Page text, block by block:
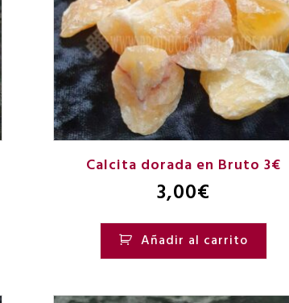
Calcita dorada en Bruto 3€
3,00€
Añadir al carrito